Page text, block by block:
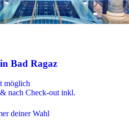
Bad Ragaz
möglich
nach Check-out inkl.
deiner Wahl